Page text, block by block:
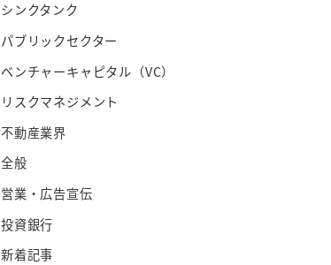
シンクタンク
パブリックセクター
ベンチャーキャピタル（VC）
リスクマネジメント
不動産業界
全般
営業・広告宣伝
投資銀行
新着記事